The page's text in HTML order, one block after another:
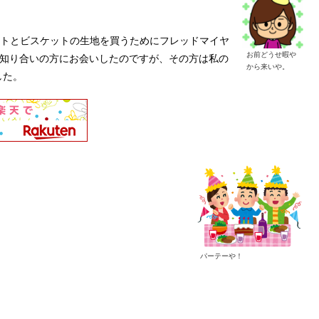
お前どうせ暇や
から来いや。
とビスケットの生地を買うためにフレッドマイヤ
り合いの方にお会いしたのですが、その方は私の
。
パーテーや！